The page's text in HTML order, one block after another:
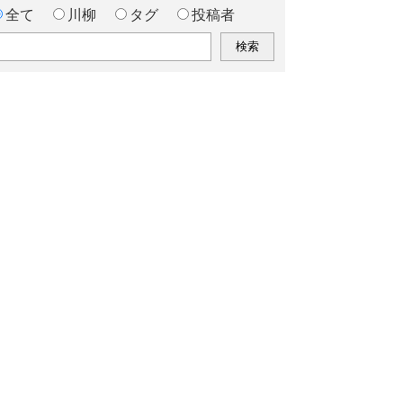
全て 川柳 タグ 投稿者